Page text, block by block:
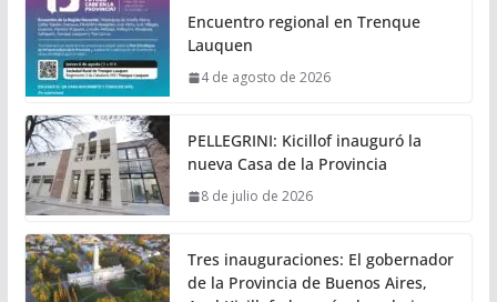
Encuentro regional en Trenque
Lauquen
4 de agosto de 2026
PELLEGRINI: Kicillof inauguró la
nueva Casa de la Provincia
8 de julio de 2026
Tres inauguraciones: El gobernador
de la Provincia de Buenos Aires,